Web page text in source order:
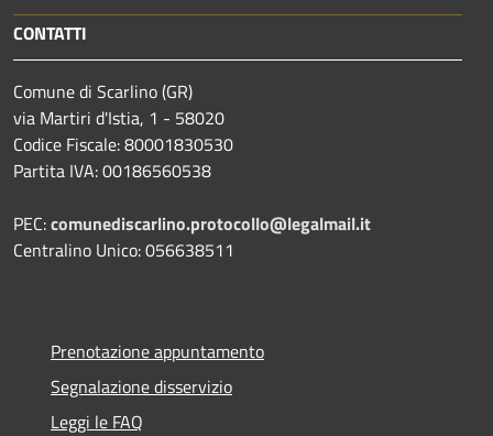
CONTATTI
Comune di Scarlino (GR)
via Martiri d'Istia, 1 - 58020
Codice Fiscale: 80001830530
Partita IVA: 00186560538
PEC:comunediscarlino.protocollo@legalmail.it
Centralino Unico: 056638511
Prenotazione appuntamento
Segnalazione disservizio
Leggi le FAQ